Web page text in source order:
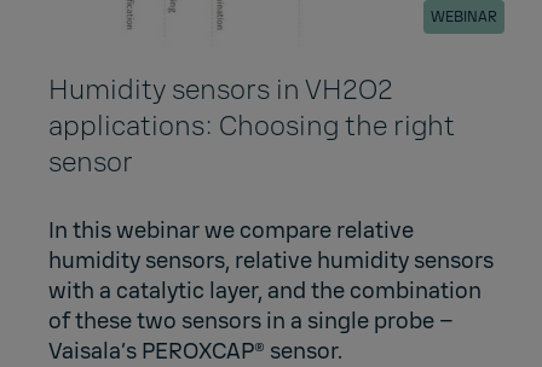
WEBINAR
Humidity sensors in VH2O2
applications: Choosing the right
sensor
In this webinar we compare relative
humidity sensors, relative humidity sensors
with a catalytic layer, and the combination
of these two sensors in a single probe –
Vaisala’s PEROXCAP® sensor.